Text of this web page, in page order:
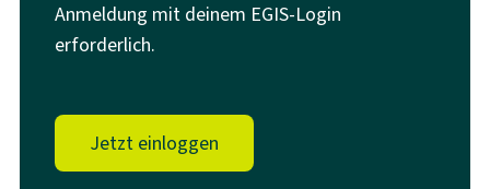
Anmeldung mit deinem EGIS-Login
erforderlich.
Jetzt einloggen